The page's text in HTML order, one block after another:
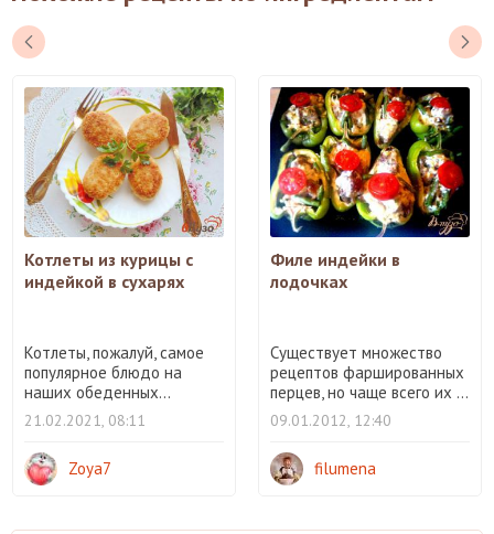
Котлеты из курицы с
индейкой в сухарях
Котлеты, пожалуй, самое
популярное блюдо на
наших обеденных...
21.02.2021, 08:11
Zoya7
Филе индейки в
лодочках
Существует множество
рецептов фаршированных
перцев, но чаще всего их ...
09.01.2012, 12:40
filumena